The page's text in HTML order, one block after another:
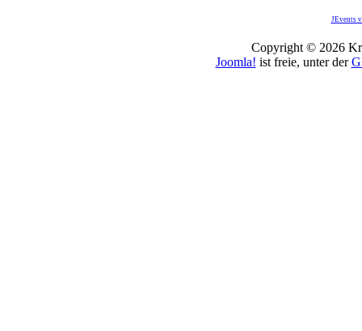
JEvents
Copyright © 2026
Joomla! ist freie, unter der